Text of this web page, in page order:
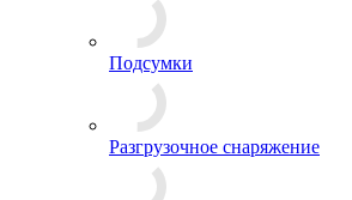
Подсумки
Разгрузочное снаряжение